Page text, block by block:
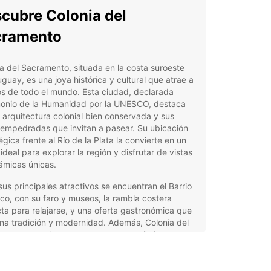
Colonia del
del Sacramento, situada en la costa suroeste
es una joya histórica y cultural que atrae a
de todo el mundo. Esta ciudad, declarada
de la Humanidad por la UNESCO, destaca
arquitectura colonial bien conservada y sus
que invitan a pasear. Su ubicación
frente al Río de la Plata la convierte en un
para explorar la región y disfrutar de vistas
únicas.
principales atractivos se encuentran el Barrio
con su faro y museos, la rambla costera
para relajarse, y una oferta gastronómica que
tradición y modernidad. Además, Colonia del
es un importante centro económico y